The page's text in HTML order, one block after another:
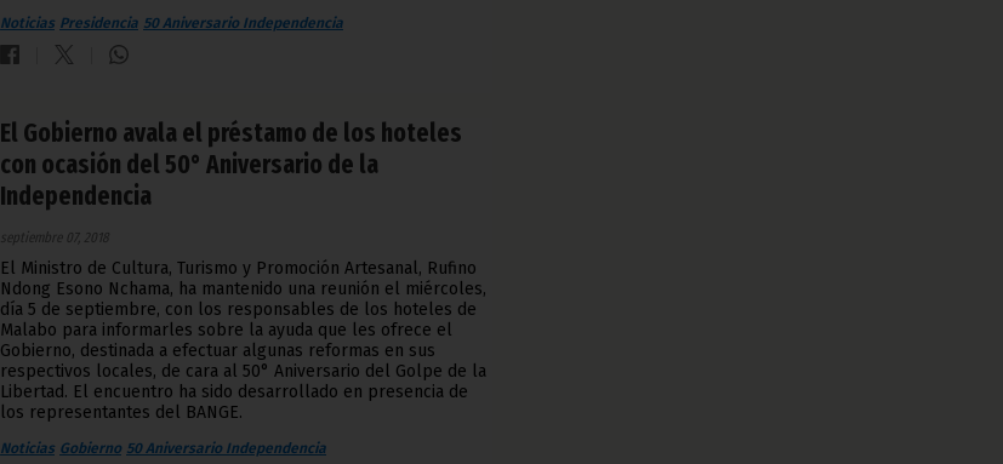
Noticias Presidencia 50 Aniversario Independencia
El Gobierno avala el préstamo de los hoteles
con ocasión del 50° Aniversario de la
Independencia
septiembre 07, 2018
El Ministro de Cultura, Turismo y Promoción Artesanal, Rufino
Ndong Esono Nchama, ha mantenido una reunión el miércoles,
día 5 de septiembre, con los responsables de los hoteles de
Malabo para informarles sobre la ayuda que les ofrece el
Gobierno, destinada a efectuar algunas reformas en sus
respectivos locales, de cara al 50° Aniversario del Golpe de la
Libertad. El encuentro ha sido desarrollado en presencia de
los representantes del BANGE.
Noticias Gobierno 50 Aniversario Independencia